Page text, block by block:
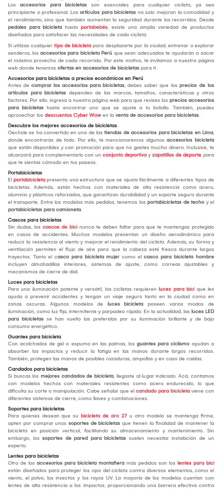
Los accesorios para bicicletas son esenciales para cualquier ciclista, ya sea
principiante o profesional. Los artículos para bicicletas no solo mejoran la comodidad y
el rendimiento, sino que también aumentan la seguridad durante los recorridos. Desde
pedales para bicicleta hasta portabebés, existe una amplia variedad de productos
diseñados para satisfacer las necesidades de cada ciclista.
Si utilizas cualquier tipo de bicicleta para desplazarte por la ciudad, entrenar o explorar
senderos, los accesorios para bicicleta Perú que sean adecuados te ayudarán a sacar
el máximo provecho de cada recorrido. Por este motivo, te invitamos a nuestra página
web donde tenemos ofertas en accesorios de bicicletas para ti.
Accesorios para bicicletas a precios económicos en Perú
Antes de comprar los accesorios para bicicletas, debes saber que los precios de los
artículos para bicicletas dependen de las marcas, tamaños, características y otros
factores. Por ello, ingresa a nuestra página web para que revises los precios accesorios
para bicicletas hasta encontrar uno que se ajuste a tu bolsillo. También, puedes
aprovechar los descuentos Cyber Wow en la venta de accesorios para bicicletas.
Descubre los mejores accesorios de bicicletas
Oechsle se ha convertido en una de las tiendas de accesorios para bicicletas en Lima,
donde encontrarás de todo. Por ello, te mencionaremos algunos accesorios bicicleta
que están disponibles y con promoción para que no gastes mucho dinero. Inclusive, te
alcanzará para complementarlo con un conjunto deportivo y zapatillas de deporte para
que te sientas cómodo en tus paseos.
Portabicicletas
El portabicicleta presenta una estructura que se ajusta fácilmente a diferentes tipos de
bicicletas. Además, están hechos con materiales de alta resistencia como acero,
aluminio y plásticos reforzados, que garantizan durabilidad y un soporte seguro durante
el transporte. Entre los modelos más pedidos, tenemos los portabicicletas de techo y el
portabicicletas para camioneta.
Cascos para bicicletas
Sin dudas, los cascos de bicinunca te deben faltar para que te mantengas protegido
en casos de accidentes. Muchos modelos presentan un diseño aerodinámico para
reducir la resistencia al viento y mejorar el rendimiento del ciclista. Además, su forma y
ventilación permiten el flujo de aire para que la cabeza esté fresca durante largos
trayectos. Tanto el casco para bicicleta mujer como el casco para bicicleta hombre
incluyen almohadillas interiores, sistemas de ajuste, como correas ajustables y
mecanismos de cierre de dial.
Luces para bicicletas
Para una iluminación potente y versátil, los ciclistas requieren luces para bicique les
ayuda a prevenir accidentes y tengan un viaje seguro tanto en la ciudad como en
zonas oscuras. Algunos modelos de luces bicicleta poseen varios modos de
iluminación, como luz fija, intermitente y parpadeo rápido. En la actualidad, las luces LED
para bicicletas se han vuelto las preferidas por su iluminación brillante y de bajo
consumo energético.
Guantes para bicicleta
Con acolchados de gel o espuma en las palmas, los guantes para ciclismo ayudan a
absorber los impactos y reducir la fatiga en las manos durante largos recorridos.
También, protegen las manos de posibles rozaduras, ampollas y en caso de caídas.
Candados para bicicletas
Si buscas los mejores candados de bicicleta, llegaste al lugar indicado. Acá, contamos
con modelos hechos con materiales resistentes como acero endurecido, lo que
dificulta su corte o manipulación. Cabe señalar que el candado para bicicleta viene con
diferentes sistemas de cierre, como llaves y combinaciones.
Soportes para bicicletas
Para quienes desean que su bicicleta de aro 27 u otro modelo se mantenga firme,
opten por comprar unos soportes de bicicletas que tienen la finalidad de mantener la
bicicleta en posición vertical, facilitando su almacenamiento y mantenimiento. Sin
embargo, los soportes de pared para bicicletas suelen necesitar instalación de un
experto.
Lentes para bicicletas
Otro de los accesorios para bicicleta montañera más pedidos son los lentes para bici
están diseñados para proteger los ojos del ciclista contra diversos elementos, como el
viento, el polvo, los insectos y los rayos UV. La mayoría de los modelos cuentan con
lentes de alta resistencia a los impactos, proporcionando una barrera efectiva contra